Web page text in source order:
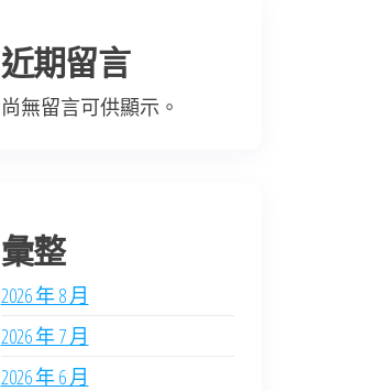
近期留言
尚無留言可供顯示。
彙整
2026 年 8 月
2026 年 7 月
2026 年 6 月